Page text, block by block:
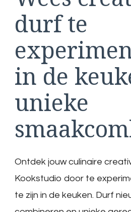
durf te
in de
unieke
Ontdek jouw culinaire
Kookstudio door te
te zijn in de keuken. Durf